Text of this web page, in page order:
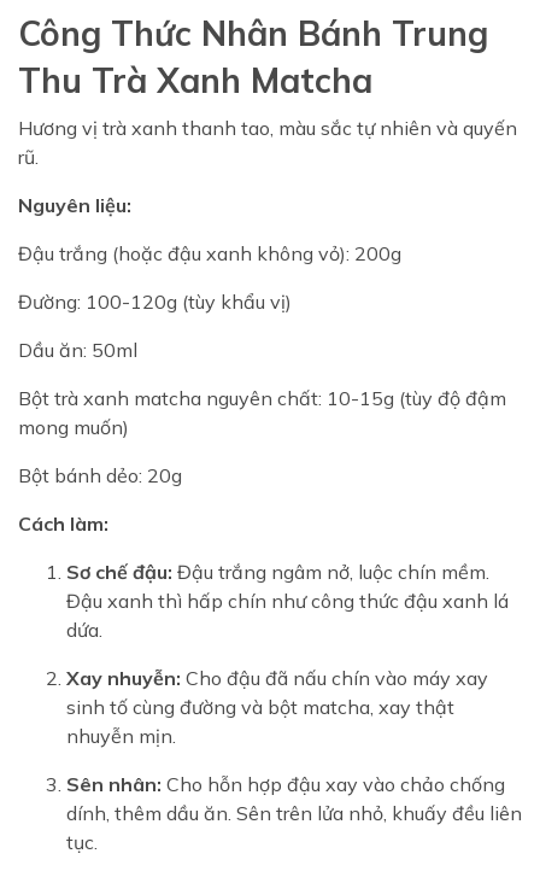
Công Thức Nhân Bánh Trung
Thu Trà Xanh Matcha
Hương vị trà xanh thanh tao, màu sắc tự nhiên và quyến
rũ.
Nguyên liệu:
Đậu trắng (hoặc đậu xanh không vỏ): 200g
Đường: 100-120g (tùy khẩu vị)
Dầu ăn: 50ml
Bột trà xanh matcha nguyên chất: 10-15g (tùy độ đậm
mong muốn)
Bột bánh dẻo: 20g
Cách làm:
Sơ chế đậu: Đậu trắng ngâm nở, luộc chín mềm.
Đậu xanh thì hấp chín như công thức đậu xanh lá
dứa.
Xay nhuyễn: Cho đậu đã nấu chín vào máy xay
sinh tố cùng đường và bột matcha, xay thật
nhuyễn mịn.
Sên nhân: Cho hỗn hợp đậu xay vào chảo chống
dính, thêm dầu ăn. Sên trên lửa nhỏ, khuấy đều liên
tục.